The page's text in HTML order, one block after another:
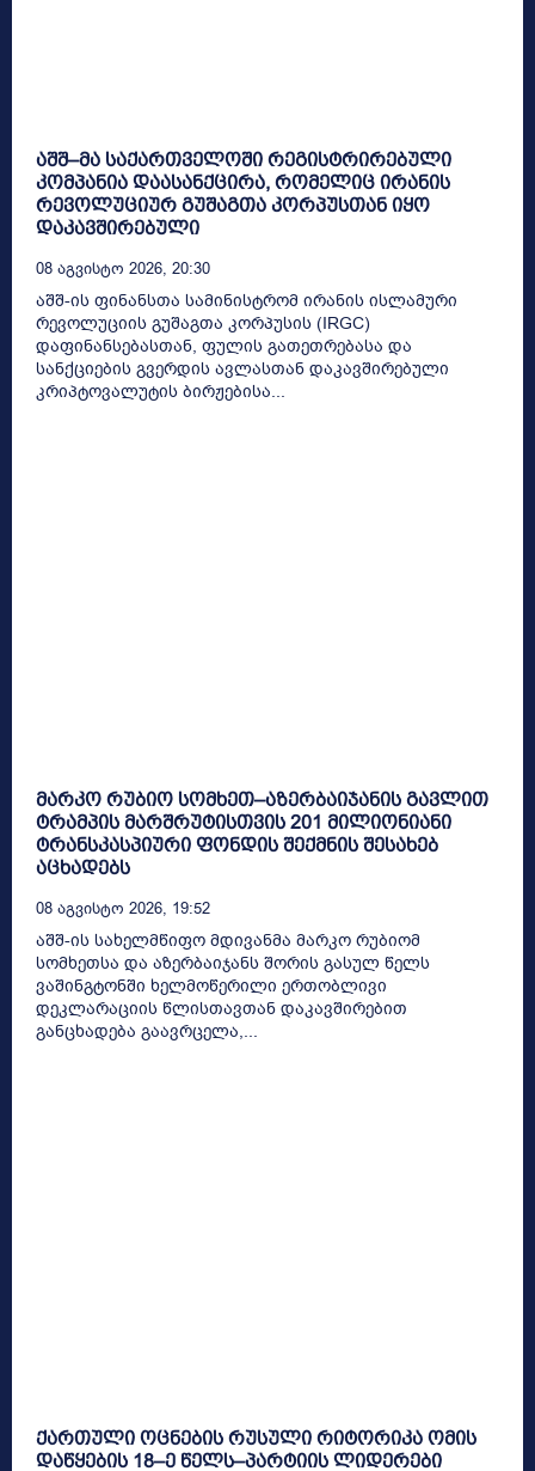
აშშ–მა საქართველოში რეგისტრირებული
კომპანია დაასანქცირა, რომელიც ირანის
რევოლუციურ გუშაგთა კორპუსთან იყო
დაკავშირებული
08 Აგვისტო 2026, 20:30
აშშ-ის ფინანსთა სამინისტრომ ირანის ისლამური
რევოლუციის გუშაგთა კორპუსის (IRGC)
დაფინანსებასთან, ფულის გათეთრებასა და
სანქციების გვერდის ავლასთან დაკავშირებული
კრიპტოვალუტის ბირჟებისა...
მარკო რუბიო სომხეთ–აზერბაიჯანის გავლით
ტრამპის მარშრუტისთვის 201 მილიონიანი
ტრანსკასპიური ფონდის შექმნის შესახებ
აცხადებს
08 Აგვისტო 2026, 19:52
აშშ-ის სახელმწიფო მდივანმა მარკო რუბიომ
სომხეთსა და აზერბაიჯანს შორის გასულ წელს
ვაშინგტონში ხელმოწერილი ერთობლივი
დეკლარაციის წლისთავთან დაკავშირებით
განცხადება გაავრცელა,...
ქართული ოცნების რუსული რიტორიკა ომის
დაწყების 18–ე წელს–პარტიის ლიდერები